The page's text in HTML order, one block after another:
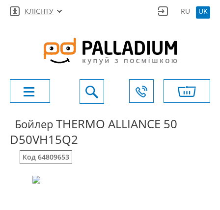
КЛІЄНТУ RU UK
Бойлер THERMO ALLIANCE 50
D50VH15Q2
Код 64809653